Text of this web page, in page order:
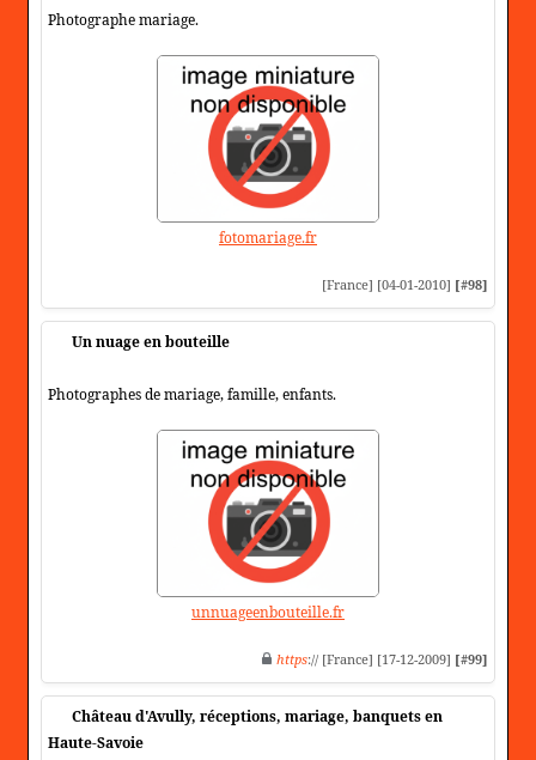
Photographe mariage.
fotomariage.fr
[France] [04-01-2010] [#98]
Un nuage en bouteille
Photographes de mariage, famille, enfants.
unnuageenbouteille.fr
https:// [France] [17-12-2009] [#99]
Château d'Avully, réceptions, mariage, banquets en
Haute-Savoie